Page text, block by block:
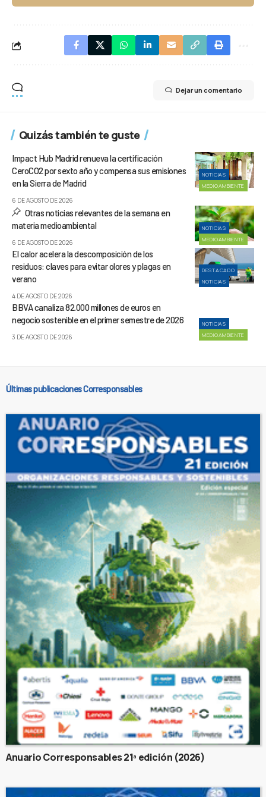
Dejar un comentario
Quizás también te guste
NOTICIAS
MEDIOAMBIENTE
Impact Hub Madrid renueva la certificación
CeroCO2 por sexto año y compensa sus emisiones
en la Sierra de Madrid
6 DE AGOSTO DE 2026
NOTICIAS
MEDIOAMBIENTE
Otras noticias relevantes de la semana en
materia medioambiental
6 DE AGOSTO DE 2026
DESTACADO
NOTICIAS
El calor acelera la descomposición de los
residuos: claves para evitar olores y plagas en
verano
4 DE AGOSTO DE 2026
NOTICIAS
MEDIOAMBIENTE
BBVA canaliza 82.000 millones de euros en
negocio sostenible en el primer semestre de 2026
3 DE AGOSTO DE 2026
Últimas publicaciones Corresponsables
Anuario Corresponsables 21ª edición (2026)